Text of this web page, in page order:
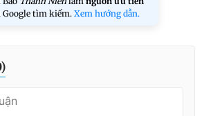
Google tìm kiếm. Xem hướng dẫn.
)